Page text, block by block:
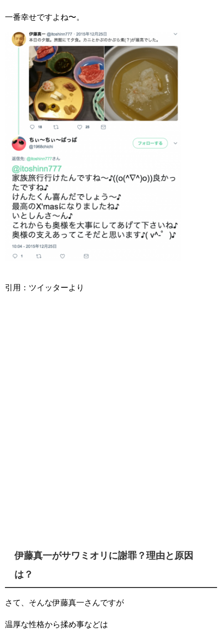
一番幸せですよね〜。
引用：ツイッターより
伊藤真一がサワミオリに謝罪？理由と原因
は？
さて、そんな伊藤真一さんですが
温厚な性格から揉め事などは